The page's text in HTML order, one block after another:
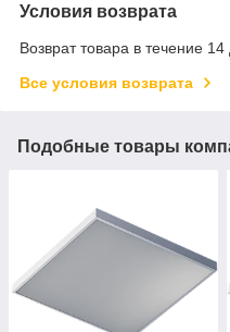
Условия возврата
Возврат товара в течение
Все условия возврата
Подобные товары